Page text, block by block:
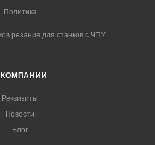
Политика
резания для станков с ЧПУ
Реквизиты
Новости
Блог